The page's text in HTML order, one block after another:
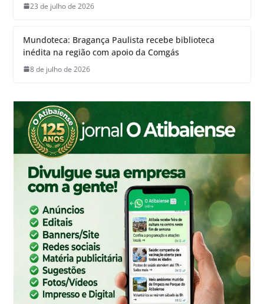
23 de julho de 2026
Mundoteca: Bragança Paulista recebe biblioteca
inédita na região com apoio da Comgás
8 de julho de 2026